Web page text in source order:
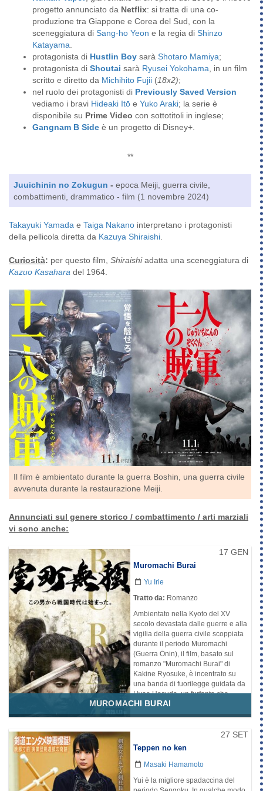
Azione
Crimine
Drammatico
Thriller
progetto annunciato da Netflix: si tratta di una co-
produzione tra Giappone e Corea del Sud, con la
sceneggiatura di Sang-ho Yeon e la regia di Shinzo
Katayama.
protagonista di Hustlin Boy sarà Shotaro Mamiya;
protagonista di Shoutai sarà Ryusei Yokohama, in un film
scritto e diretto da Michihito Fujii (18x2);
nel ruolo dei protagonisti di Previously Saved Version
vediamo i bravi Hideaki Itō e Yuko Araki; la serie è
disponibile su Prime Video con sottotitoli in inglese;
Gangnam B Side è un progetto di Disney+.
**
Juuichinin no Zokugun - epoca Meiji, guerra civile,
combattimenti, drammatico - film (1 novembre 2024)
Takayuki Yamada e Taiga Nakano interpretano i protagonisti
della pellicola diretta da Kazuya Shiraishi.
Curiosità: per questo film, Shiraishiadatta una sceneggiatura di
Kazuo Kasahara del 1964.
Il film è ambientato durante la guerra Boshin, una guerra civile
avvenuta durante la restaurazione Meiji.
Annunciati sul genere storico / combattimento / arti marziali
vi sono anche:
17 GEN
Muromachi Burai
Yu Irie
Tratto da: Romanzo
Ambientato nella Kyoto del XV
secolo devastata dalle guerre e alla
vigilia della guerra civile scoppiata
durante il periodo Muromachi
(Guerra Ōnin), il film, basato sul
romanzo "Muromachi Burai" di
Kakine Ryosuke, è incentrato su
una banda di fuorilegge guidata da
Hyoe Hasuda, un furfante che,
grazie alla sua letale abilità con la
spada, è la punta di diamante di
shogunato corrotto e il suo esercito,
guidato dall'ex amico-rivale Doken.
Kyoto, 1461. Alcuni anni dopo, il
Paese sarà in rovina a causa dello
che durerà 11 anni. Le persone
MUROMACHI BURAI
27 SET
Teppen no ken
Masaki Hamamoto
Yui è la migliore spadaccina del